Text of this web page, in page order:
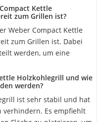
Kettle
zum Grillen ist?
Weber Compact Kettle
zum Grillen ist. Dabei
werden, um eine
Holzkohlegrill und wie
werden?
ist sehr stabil und hat
verhindern. Es empfiehlt